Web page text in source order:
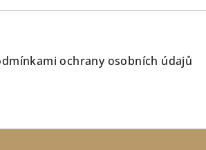
ochrany osobních údajů